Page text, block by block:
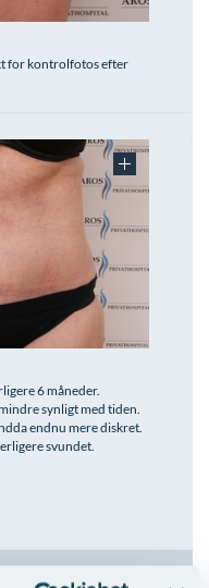
kosmetisk og anti-
AROS Privathospital
sygehusvalg
for kontrolfotos efter
6 måneder.
synligt med tiden.
endnu mere diskret.
svundet.